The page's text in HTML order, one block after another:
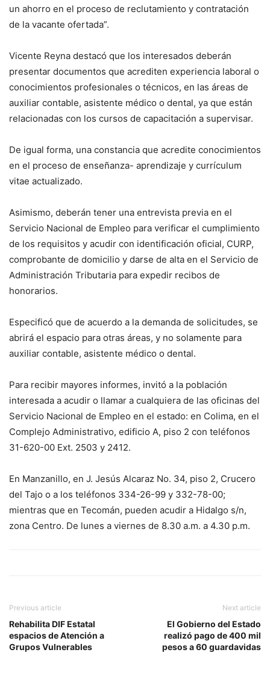
un ahorro en el proceso de reclutamiento y contratación
de la vacante ofertada”.
Vicente Reyna destacó que los interesados deberán
presentar documentos que acrediten experiencia laboral o
conocimientos profesionales o técnicos, en las áreas de
auxiliar contable, asistente médico o dental, ya que están
relacionadas con los cursos de capacitación a supervisar.
De igual forma, una constancia que acredite conocimientos
en el proceso de enseñanza- aprendizaje y currículum
vitae actualizado.
Asimismo, deberán tener una entrevista previa en el
Servicio Nacional de Empleo para verificar el cumplimiento
de los requisitos y acudir con identificación oficial, CURP,
comprobante de domicilio y darse de alta en el Servicio de
Administración Tributaria para expedir recibos de
honorarios.
Especificó que de acuerdo a la demanda de solicitudes, se
abrirá el espacio para otras áreas, y no solamente para
auxiliar contable, asistente médico o dental.
Para recibir mayores informes, invitó a la población
interesada a acudir o llamar a cualquiera de las oficinas del
Servicio Nacional de Empleo en el estado: en Colima, en el
Complejo Administrativo, edificio A, piso 2 con teléfonos
31-620-00 Ext. 2503 y 2412.
En Manzanillo, en J. Jesús Alcaraz No. 34, piso 2, Crucero
del Tajo o a los teléfonos 334-26-99 y 332-78-00;
mientras que en Tecomán, pueden acudir a Hidalgo s/n,
zona Centro. De lunes a viernes de 8.30 a.m. a 4.30 p.m.
Previous article
Rehabilita DIF Estatal
espacios de Atención a
Grupos Vulnerables
Next article
El Gobierno del Estado
realizó pago de 400 mil
pesos a 60 guardavidas